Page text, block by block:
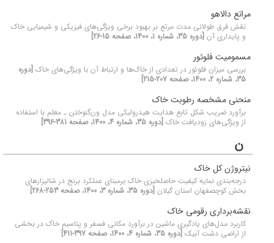
مراتع دالاهو
نقش قرق طولانی مدت مرتع بر بهبود برخی ویژگی‌های فیزیکی و شیمیایی خاک
و پایداری آن [دوره 35، شماره 1، 1400، صفحه 15-26]
مسمومیت فلوئور
بررسی میزان فلوئور در تعدادی از خاک‌ها و ارتباط آن با ویژگی‌های خاک [دوره
35، شماره 2، 1400، صفحه 207-215]
منحنی مشخصه رطوبت خاک
برآورد ضریب شکل تابع هدایت هیدرولیکی مدل ون‌گنوختن ـ معلم با استفاده
از ویژگی‌های زودیافت خاک [دوره 35، شماره 4، 1400، صفحه 381-396]
ن
نیتروژن کل خاک
درجه‌بندی نمایه کیفیت حاصلخیزی خاک برمبنای عملکرد برنج در شالیزارهای
بخش کوچصفهان استان گیلان [دوره 35، شماره 3، 1400، صفحه 253-268]
نقشه‌برداری رقومی خاک
کاربرد مدل‌های یادگیری ماشین در برآورد مکانی فسفر و پتاسیم خاک در بخشی
از اراضی دشت آبیک [دوره 35، شماره 4، 1400، صفحه 397-411]